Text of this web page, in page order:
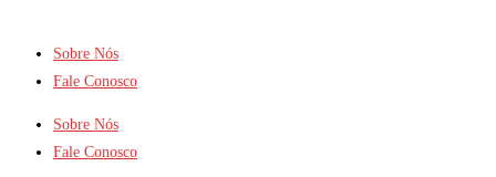
Sobre Nós
Fale Conosco
Sobre Nós
Fale Conosco